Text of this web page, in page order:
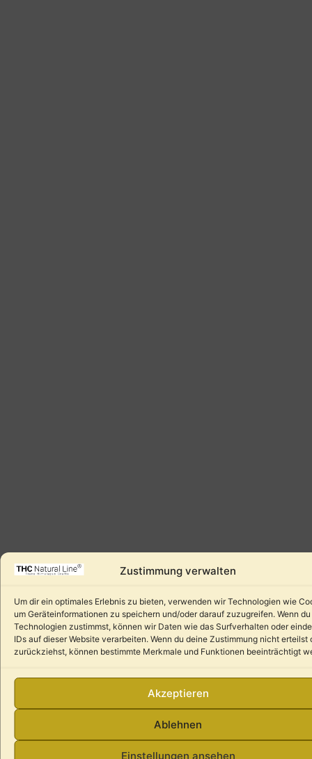
Zustimmung verwalten
Um dir ein optimales Erlebnis zu bieten, verwenden wir Technologien wie
um Geräteinformationen zu speichern und/oder darauf zuzugreifen. Wenn
Technologien zustimmst, können wir Daten wie das Surfverhalten oder
IDs auf dieser Website verarbeiten. Wenn du deine Zustimmung nicht erteilst
zurückziehst, können bestimmte Merkmale und Funktionen beeinträchtigt
Akzeptieren
Ablehnen
Einstellungen ansehen